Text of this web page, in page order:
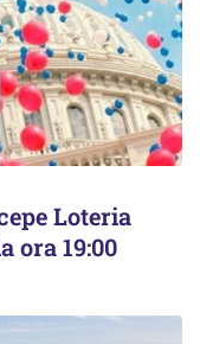
Loteria
ora 19:00